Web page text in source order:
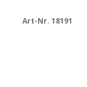
Art-Nr. 18191